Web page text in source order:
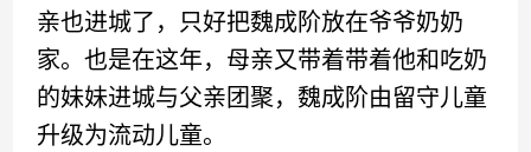
亲也进城了，只好把魏成阶放在爷爷奶奶
家。也是在这年，母亲又带着带着他和吃奶
的妹妹进城与父亲团聚，魏成阶由留守儿童
升级为流动儿童。